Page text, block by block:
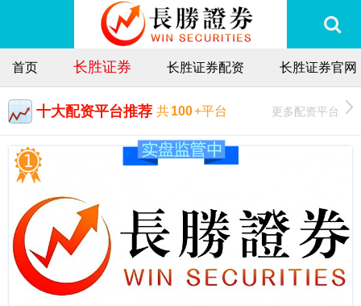
首页 长胜证券 长胜证券配资 长胜证券官网
十大配资平台推荐 共100+平台 更多配资平台